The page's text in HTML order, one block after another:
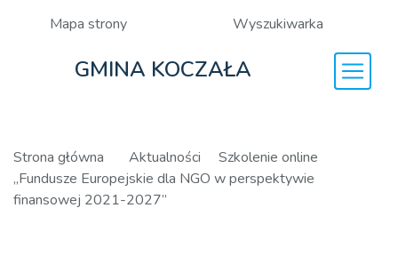
Mapa strony Wyszukiwarka
GMINA KOCZAŁA
Strona główna Aktualności
Szkolenie online
„Fundusze Europejskie dla NGO w perspektywie
finansowej 2021-2027”